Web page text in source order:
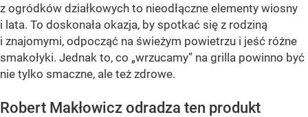
z ogródków działkowych to nieodłączne elementy wiosny
i lata. To doskonała okazja, by spotkać się z rodziną
i znajomymi, odpocząć na świeżym powietrzu i jeść różne
smakołyki. Jednak to, co „wrzucamy” na grilla powinno być
nie tylko smaczne, ale też zdrowe.
Robert Makłowicz odradza ten produkt